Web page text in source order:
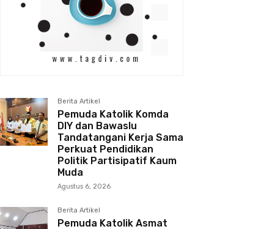
Berita Artikel
Pemuda Katolik Komda
DIY dan Bawaslu
Tandatangani Kerja Sama
Perkuat Pendidikan
Politik Partisipatif Kaum
Muda
Agustus 6, 2026
Berita Artikel
Pemuda Katolik Asmat